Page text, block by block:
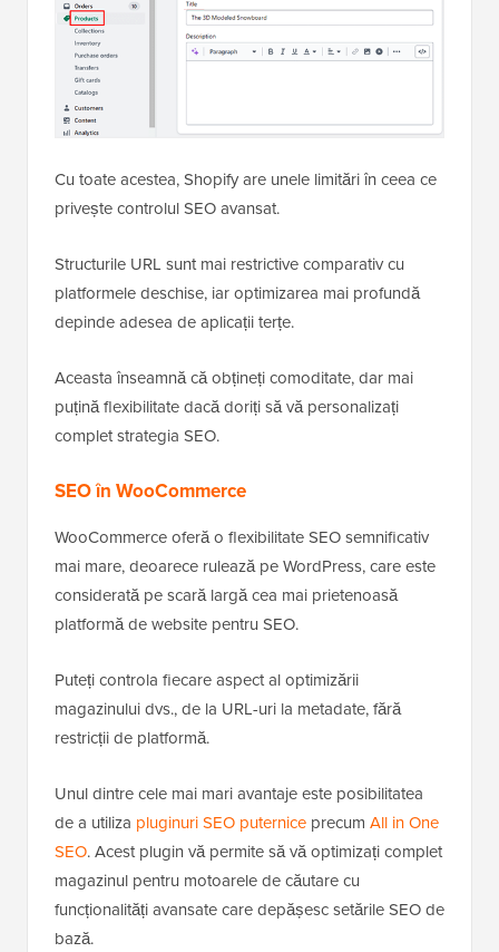
Cu toate acestea, Shopify are unele limitări în ceea ce
privește controlul SEO avansat.
Structurile URL sunt mai restrictive comparativ cu
platformele deschise, iar optimizarea mai profundă
depinde adesea de aplicații terțe.
Aceasta înseamnă că obțineți comoditate, dar mai
puțină flexibilitate dacă doriți să vă personalizați
complet strategia SEO.
SEO în WooCommerce
WooCommerce oferă o flexibilitate SEO semnificativ
mai mare, deoarece rulează pe WordPress, care este
considerată pe scară largă cea mai prietenoasă
platformă de website pentru SEO.
Puteți controla fiecare aspect al optimizării
magazinului dvs., de la URL-uri la metadate, fără
restricții de platformă.
Unul dintre cele mai mari avantaje este posibilitatea
de a utiliza pluginuri SEO puternice precum All in One
SEO. Acest plugin vă permite să vă optimizați complet
magazinul pentru motoarele de căutare cu
funcționalități avansate care depășesc setările SEO de
bază.